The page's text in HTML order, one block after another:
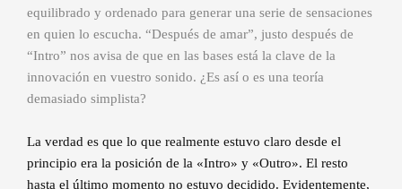
equilibrado y ordenado para generar una serie de sensaciones
en quien lo escucha. “Después de amar”, justo después de
“Intro” nos avisa de que en las bases está la clave de la
innovación en vuestro sonido. ¿Es así o es una teoría
demasiado simplista?
La verdad es que lo que realmente estuvo claro desde el
principio era la posición de la «Intro» y «Outro». El resto
hasta el último momento no estuvo decidido. Evidentemente,